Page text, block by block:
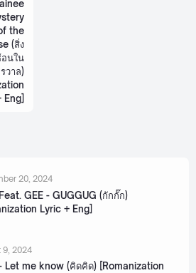
the
(สิ่ง
นใน
วาล)
Eng]
20, 2024
GEE - GUGGUG (กักกั๊ก)
Lyric + Eng]
9, 2024
Let me know (คิดคิด) [Romanization